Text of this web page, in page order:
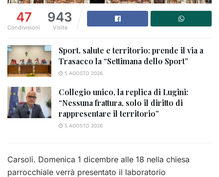
47
Condivisioni
943
Visite
Sport, salute e territorio: prende il via a
Trasacco la “Settimana dello Sport”
5 AGOSTO 2026
Collegio unico, la replica di Lugini:
“Nessuna frattura, solo il diritto di
rappresentare il territorio”
5 AGOSTO 2026
Carsoli. Domenica 1 dicembre alle 18 nella chiesa
parrocchiale verrà presentato il laboratorio